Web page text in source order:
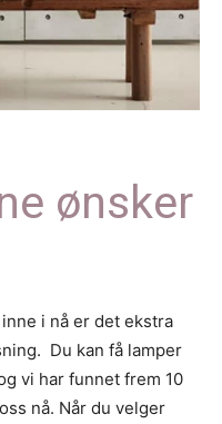
ønsker
i nå er det ekstra
Du kan få lamper
vi har funnet frem 10
nå. Når du velger